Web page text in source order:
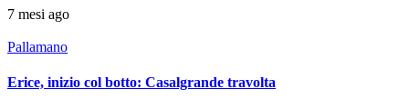
7 mesi ago
Pallamano
Erice, inizio col botto: Casalgrande travolta